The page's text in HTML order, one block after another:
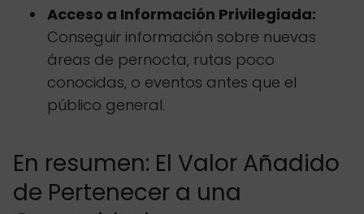
Acceso a Información Privilegiada:
Conseguir información sobre nuevas
áreas de pernocta, rutas poco
conocidas, o eventos antes que el
público general.
En resumen: El Valor Añadido
de Pertenecer a una